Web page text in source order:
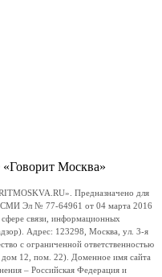
Москва»
Предназначено для
СМИ Эл № 77-64961 от 04 марта 2016
связи, информационных
Адрес: 123298, Москва, ул. 3-я
с ограниченной ответственностью
12, пом. 22). Доменное имя сайта
– Российская Федерация и